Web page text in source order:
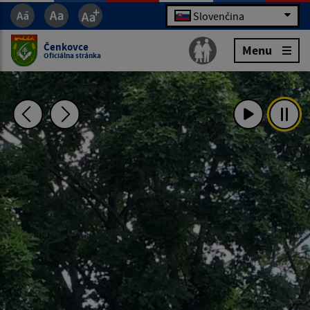
Slovenčina
Čenkovce
Oficiálna stránka Menu